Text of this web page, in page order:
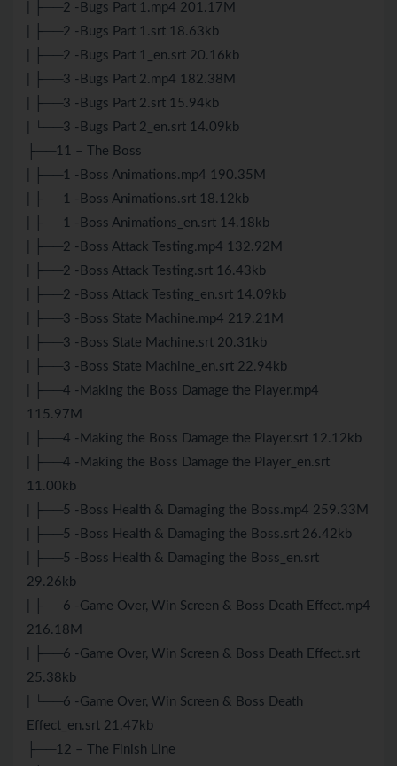
| ├──2 -Bugs Part 1.mp4 201.17M
| ├──2 -Bugs Part 1.srt 18.63kb
| ├──2 -Bugs Part 1_en.srt 20.16kb
| ├──3 -Bugs Part 2.mp4 182.38M
| ├──3 -Bugs Part 2.srt 15.94kb
| └──3 -Bugs Part 2_en.srt 14.09kb
├──11 – The Boss
| ├──1 -Boss Animations.mp4 190.35M
| ├──1 -Boss Animations.srt 18.12kb
| ├──1 -Boss Animations_en.srt 14.18kb
| ├──2 -Boss Attack Testing.mp4 132.92M
| ├──2 -Boss Attack Testing.srt 16.43kb
| ├──2 -Boss Attack Testing_en.srt 14.09kb
| ├──3 -Boss State Machine.mp4 219.21M
| ├──3 -Boss State Machine.srt 20.31kb
| ├──3 -Boss State Machine_en.srt 22.94kb
| ├──4 -Making the Boss Damage the Player.mp4
115.97M
| ├──4 -Making the Boss Damage the Player.srt 12.12kb
| ├──4 -Making the Boss Damage the Player_en.srt
11.00kb
| ├──5 -Boss Health & Damaging the Boss.mp4 259.33M
| ├──5 -Boss Health & Damaging the Boss.srt 26.42kb
| ├──5 -Boss Health & Damaging the Boss_en.srt
29.26kb
| ├──6 -Game Over, Win Screen & Boss Death Effect.mp4
216.18M
| ├──6 -Game Over, Win Screen & Boss Death Effect.srt
25.38kb
| └──6 -Game Over, Win Screen & Boss Death
Effect_en.srt 21.47kb
├──12 – The Finish Line